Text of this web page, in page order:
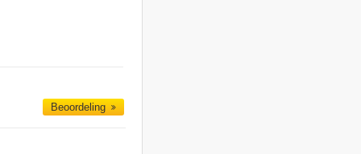
Beoordeling